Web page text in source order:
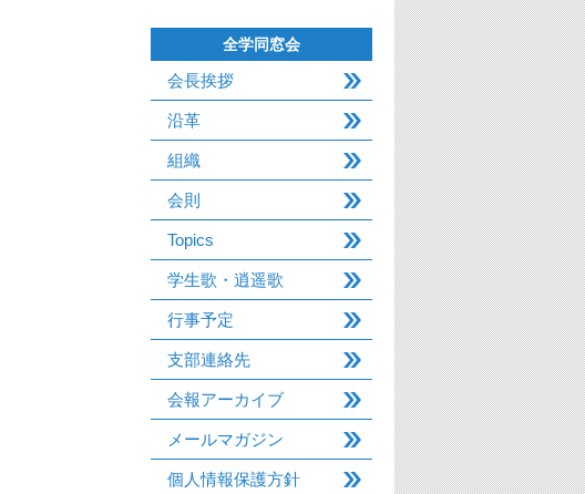
全学同窓会
会長挨拶
沿革
組織
会則
Topics
学生歌・逍遥歌
行事予定
支部連絡先
会報アーカイブ
メールマガジン
個人情報保護方針